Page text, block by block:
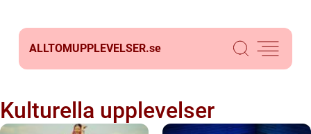
ALLTOMUPPLEVELSER.se
Kulturella upplevelser